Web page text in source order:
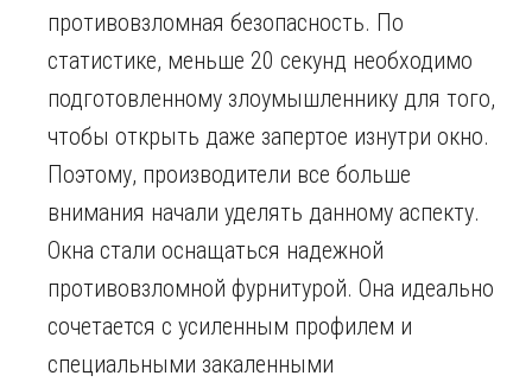
противовзломная безопасность. По
статистике, меньше 20 секунд необходимо
подготовленному злоумышленнику для того,
чтобы открыть даже запертое изнутри окно.
Поэтому, производители все больше
внимания начали уделять данному аспекту.
Окна стали оснащаться надежной
противовзломной фурнитурой. Она идеально
сочетается с усиленным профилем и
специальными закаленными